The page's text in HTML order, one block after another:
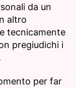
da un
altro
tecnicamente
pregiudichi i
per far